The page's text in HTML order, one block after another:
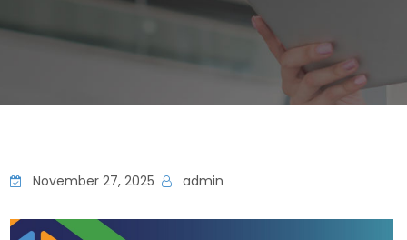
November 27, 2025 admin